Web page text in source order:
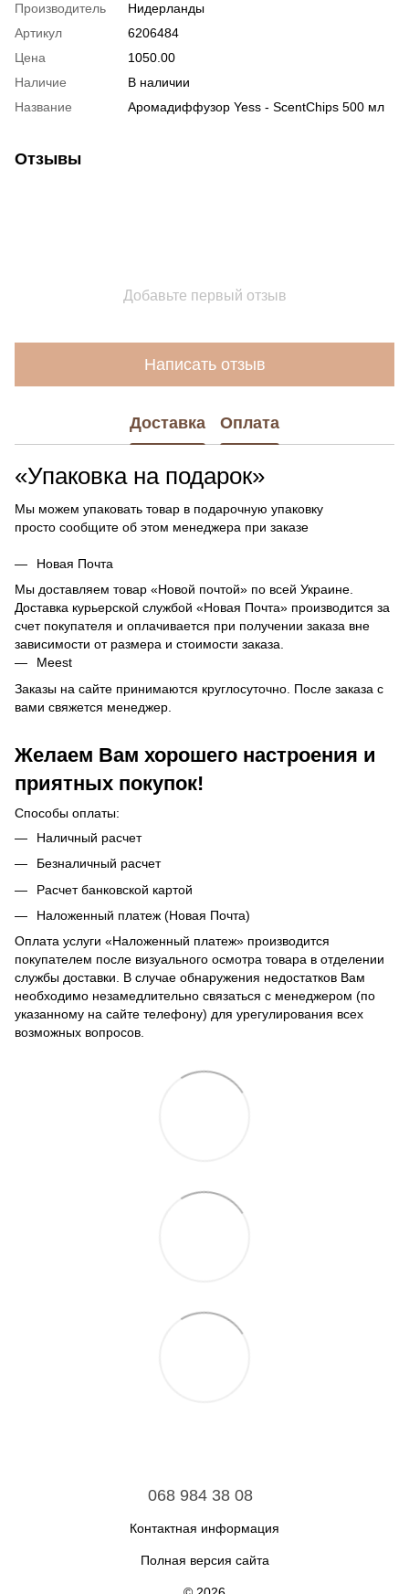
Производитель
Нидерланды
Артикул
6206484
Цена
1050.00
Наличие
В наличии
Название
Аромадиффузор Yess - ScentChips 500 мл
Отзывы
Добавьте первый отзыв
Написать отзыв
Доставка Оплата
«Упаковка на подарок»
Мы можем упаковать товар в подарочную упаковку
просто сообщите об этом менеджера при заказе
Новая Почта
Мы доставляем товар «Новой почтой» по всей Украине.
Доставка курьерской службой «Новая Почта» производится за
счет покупателя и оплачивается при получении заказа вне
зависимости от размера и стоимости заказа.
Meest
Заказы на сайте принимаются круглосуточно. После заказа с
вами свяжется менеджер.
Желаем Вам хорошего настроения и
приятных покупок!
Способы оплаты:
Наличный расчет
Безналичный расчет
Расчет банковской картой
Наложенный платеж (Новая Почта)
Оплата услуги «Наложенный платеж» производится
покупателем после визуального осмотра товара в отделении
службы доставки. В случае обнаружения недостатков Вам
необходимо незамедлительно связаться с менеджером (по
указанному на сайте телефону) для урегулирования всех
возможных вопросов.
068 984 38 08
Контактная информация
Полная версия сайта